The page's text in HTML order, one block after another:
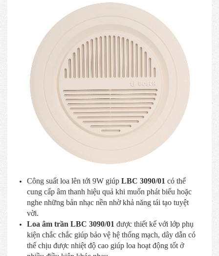
Công suất loa lên tới 9W giúp LBC 3090/01 có thể
cung cấp âm thanh hiệu quả khi muốn phát biểu hoặc
nghe những bản nhạc nền nhờ khả năng tái tạo tuyệt
vời.
Loa âm trần LBC 3090/01 được thiết kế với lớp phụ
kiện chắc chắc giúp bảo vệ hệ thống mạch, dây dẫn có
thể chịu được nhiệt độ cao giúp loa hoạt động tốt ở